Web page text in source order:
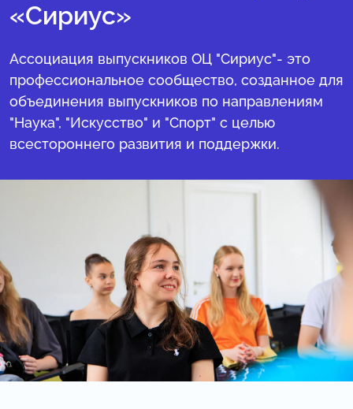
«Сириус»
Ассоциация выпускников ОЦ "Сириус"- это
профессиональное сообщество, созданное для
объединения выпускников по направлениям
"Наука", "Искусство" и "Спорт" с целью
всестороннего развития и поддержки.